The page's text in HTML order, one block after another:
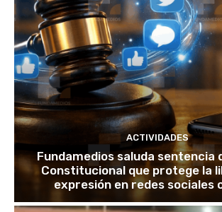
ACTIVIDADES
Fundamedios saluda sentencia
Constitucional que protege la
expresión en redes sociales